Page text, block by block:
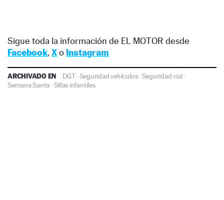
Sigue toda la información de EL MOTOR desde
Facebook, Xo Instagram
ARCHIVADO EN DGT·Seguridad vehículos·Seguridad vial·
Semana Santa ·Sillas infantiles